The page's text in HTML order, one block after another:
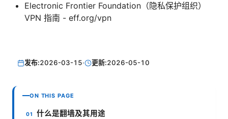
Electronic Frontier Foundation（隐私保护组织）
VPN 指南 - eff.org/vpn
发布:2026-03-15· 更新:2026-05-10
ON THIS PAGE
什么是翻墙及其用途